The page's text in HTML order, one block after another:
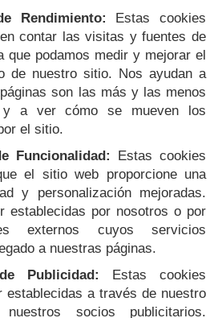
Rendimiento: Estas cookies
contar las visitas y fuentes de
que podamos medir y mejorar el
de nuestro sitio. Nos ayudan a
son las más y las menos
y a ver cómo se mueven los
el sitio.
Funcionalidad:
Estas cookies
el sitio web proporcione una
y personalización mejoradas.
establecidas por nosotros o por
externos cuyos servicios
a nuestras páginas.
Publicidad:
Estas cookies
establecidas a través de nuestro
socios publicitarios.